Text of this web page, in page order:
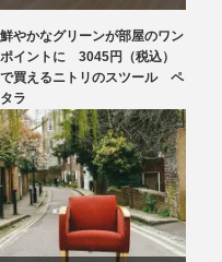
ニトリ
椅子
鮮やかなグリーンが部屋のワン
ポイントに 3045円（税込）
で買えるニトリのスツール ペ
タラ